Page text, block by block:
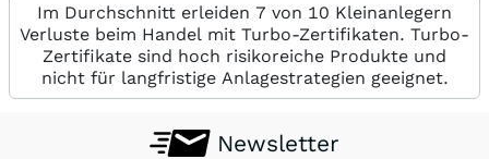
Im Durchschnitt erleiden 7 von 10 Kleinanlegern
Verluste beim Handel mit Turbo-Zertifikaten. Turbo-
Zertifikate sind hoch risikoreiche Produkte und
nicht für langfristige Anlagestrategien geeignet.
Newsletter